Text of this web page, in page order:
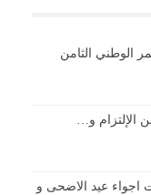
الوطني الثامن
الإلتزام و…
اجواء عيد الاضحى و